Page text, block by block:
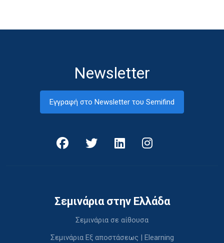
Newsletter
Εγγραφή στο Newsletter του Semifind
Σεμινάρια στην Ελλάδα
Σεμινάρια σε αίθουσα
Σεμινάρια Εξ αποστάσεως | Elearning